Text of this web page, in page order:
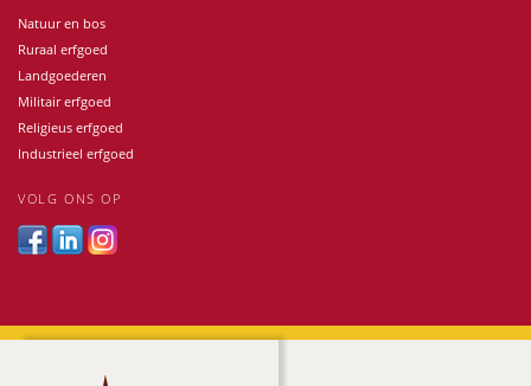
Natuur en bos
Ruraal erfgoed
Landgoederen
Militair erfgoed
Religieus erfgoed
Industrieel erfgoed
VOLG ONS OP